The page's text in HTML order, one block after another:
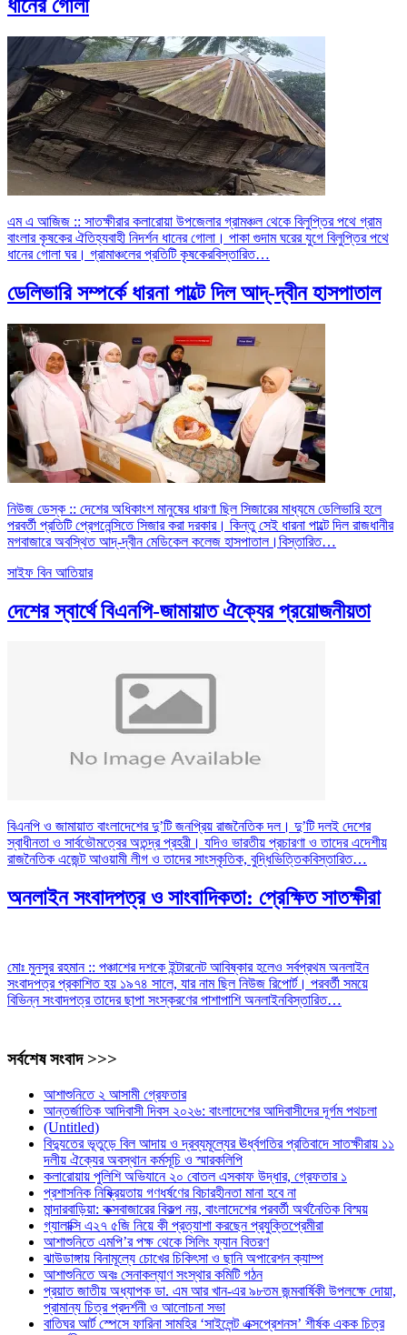
ধানের গোলা
এম এ আজিজ :: সাতক্ষীরার কলারোয়া উপজেলার গ্রামঞ্চল থেকে বিলুপ্তির পথে গ্রাম
বাংলার কৃষকের ঐতিহ্যবাহী নিদর্শন ধানের গোলা। পাকা গুদাম ঘরের যুগে বিলুপ্তির পথে
ধানের গোলা ঘর। গ্রামাঞ্চলের প্রতিটি কৃষকেরবিস্তারিত…
ডেলিভারি সম্পর্কে ধারনা পাল্টে দিল আদ্-দ্বীন হাসপাতাল
নিউজ ডেস্ক :: দেশের অধিকাংশ মানুষের ধারণা ছিল সিজারের মাধ্যমে ডেলিভারি হলে
পরবর্তী প্রতিটি প্রেগনেন্সিতে সিজার করা দরকার। কিন্তু সেই ধারনা পাল্টে দিল রাজধানীর
মগবাজারে অবস্থিত আদ্-দ্বীন মেডিকেল কলেজ হাসপাতাল। বিস্তারিত…
সাইফ বিন আতিয়ার
দেশের স্বার্থে বিএনপি-জামায়াত ঐক্যের প্রয়োজনীয়তা
বিএনপি ও জামায়াত বাংলাদেশের দু’টি জনপ্রিয় রাজনৈতিক দল। দু’টি দলই দেশের
স্বাধীনতা ও সার্বভৌমত্বের অতন্দ্র প্রহরী। যদিও ভারতীয় প্রচারণা ও তাদের এদেশীয়
রাজনৈতিক এজেন্ট আওয়ামী লীগ ও তাদের সাংস্কৃতিক, বুদ্ধিভিত্তিকবিস্তারিত…
অনলাইন সংবাদপত্র ও সাংবাদিকতা: প্রেক্ষিত সাতক্ষীরা
মোঃ মুনসুর রহমান :: পঞ্চাশের দশকে ইন্টারনেট আবিষ্কার হলেও সর্বপ্রথম অনলাইন
সংবাদপত্র প্রকাশিত হয় ১৯৭৪ সালে, যার নাম ছিল নিউজ রিপোর্ট। পরবর্তী সময়ে
বিভিন্ন সংবাদপত্র তাদের ছাপা সংস্করণের পাশাপাশি অনলাইনবিস্তারিত…
সর্বশেষ সংবাদ >>>
আশাশুনিতে ২ আসামী গ্রেফতার
আন্তর্জাতিক আদিবাসী দিবস ২০২৬: বাংলাদেশের আদিবাসীদের দূর্গম পথচলা
(Untitled)
বিদ্যুতের ভূতুড়ে বিল আদায় ও দ্রব্যমূল্যের ঊর্ধ্বগতির প্রতিবাদে সাতক্ষীরায় ১১
দলীয় ঐক্যের অবস্থান কর্মসূচি ও স্মারকলিপি
কলারোয়ায় পুলিশি অভিযানে ২০ বোতল এসকাফ উদ্ধার, গ্রেফতার ১
প্রশাসনিক নিষ্ক্রিয়তায় গণধর্ষণের বিচারহীনতা মানা হবে না
মান্দারবাড়িয়া: কক্সবাজারের বিকল্প নয়, বাংলাদেশের পরবর্তী অর্থনৈতিক বিস্ময়
গ্যালাক্সি এ২৭ ৫জি নিয়ে কী প্রত্যাশা করছেন প্রযুক্তিপ্রেমীরা
আশাশুনিতে এমপি’র পক্ষ থেকে সিলিং ফ্যান বিতরণ
ঝাউডাঙ্গায় বিনামূল্যে চোখের চিকিৎসা ও ছানি অপারেশন ক্যাম্প
আশাশুনিতে অবঃ সেনাকল্যাণ সংস্থার কমিটি গঠন
প্রয়াত জাতীয় অধ্যাপক ডা. এম আর খান-এর ৯৮তম জন্মবার্ষিকী উপলক্ষে দোয়া,
প্রামান্য চিত্র প্রদর্শনী ও আলোচনা সভা
বাতিঘর আর্ট স্পেসে ফারিনা সামহির ‘সাইলেন্ট এক্সপ্রেশনস’ শীর্ষক একক চিত্র